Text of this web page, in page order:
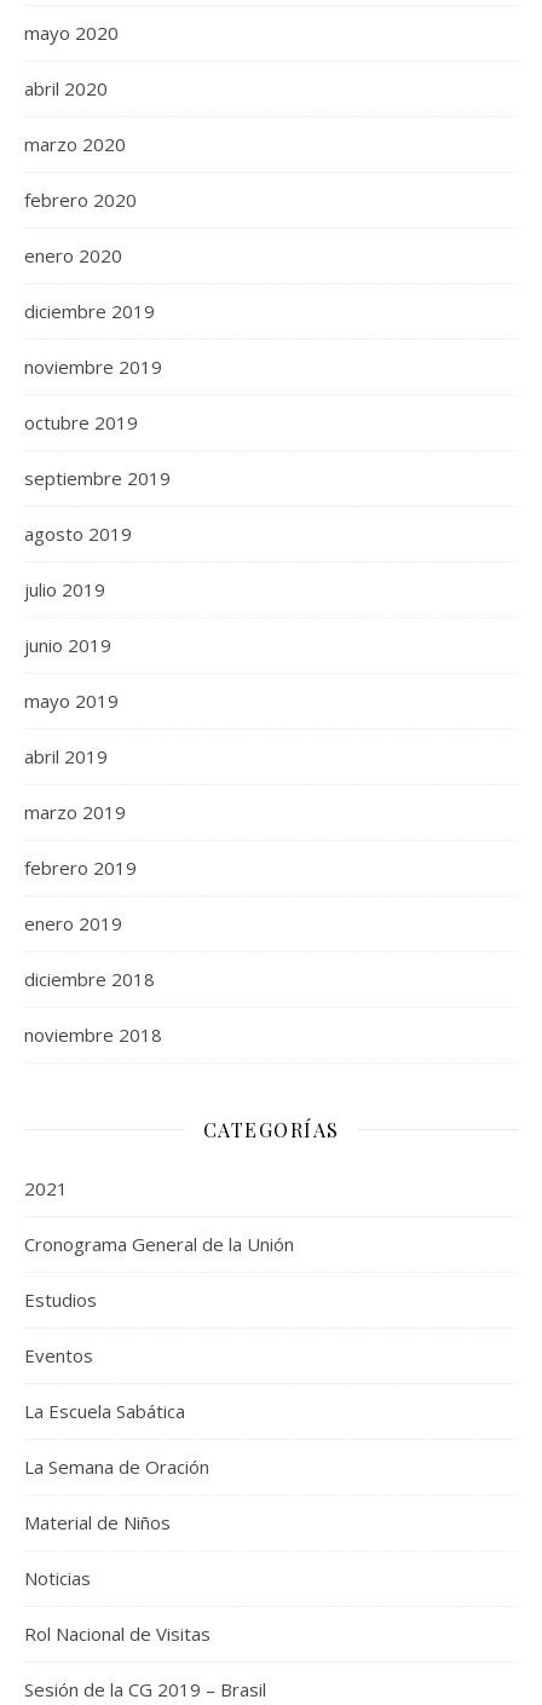
mayo 2020
abril 2020
marzo 2020
febrero 2020
enero 2020
diciembre 2019
noviembre 2019
octubre 2019
septiembre 2019
agosto 2019
julio 2019
junio 2019
mayo 2019
abril 2019
marzo 2019
febrero 2019
enero 2019
diciembre 2018
noviembre 2018
CATEGORÍAS
2021
Cronograma General de la Unión
Estudios
Eventos
La Escuela Sabática
La Semana de Oración
Material de Niños
Noticias
Rol Nacional de Visitas
Sesión de la CG 2019 – Brasil